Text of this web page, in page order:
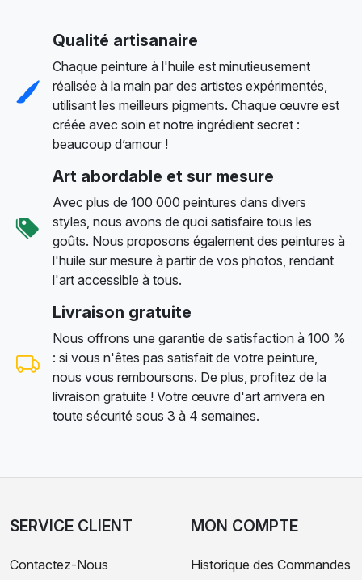
Qualité artisanaire
Chaque peinture à l'huile est minutieusement
réalisée à la main par des artistes expérimentés,
utilisant les meilleurs pigments. Chaque œuvre est
créée avec soin et notre ingrédient secret :
beaucoup d’amour !
Art abordable et sur mesure
Avec plus de 100 000 peintures dans divers
styles, nous avons de quoi satisfaire tous les
goûts. Nous proposons également des peintures à
l'huile sur mesure à partir de vos photos, rendant
l'art accessible à tous.
Livraison gratuite
Nous offrons une garantie de satisfaction à 100 %
: si vous n'êtes pas satisfait de votre peinture,
nous vous remboursons. De plus, profitez de la
livraison gratuite ! Votre œuvre d'art arrivera en
toute sécurité sous 3 à 4 semaines.
SERVICE CLIENT
Contactez-Nous
MON COMPTE
Historique des Commandes